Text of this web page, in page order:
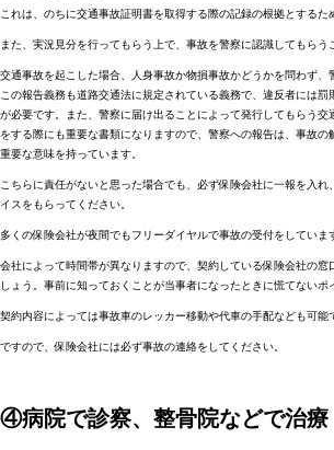
これは、のちに交通事故証明書を取得する際の記録の根拠とするた
また、実況見分を行ってもらう上で、事故を警察に認識してもらう
交通事故を起こした場合、人身事故か物損事故かどうかを問わず、
この報告義務も道路交通法に規定されている義務で、違反者には
が必要です。また、警察に届け出ることによって発行してもらう交
をする際にも重要な書類になりますので、警察への報告は、事故の
重要な意味を持っています。
こちらに責任がないと思った場合でも、必ず保険会社に一報を入
イスをもらってください。
多くの保険会社が夜間でもフリーダイヤルで事故の受付をしていま
会社によって時間帯が異なりますので、契約している保険会社の窓
しょう。事前に知っておくことが当事者になったときに慌てないポ
契約内容によっては事故車のレッカー移動や代車の手配なども可能
ですので、保険会社には必ず事故の連絡をしてください。
④病院で診察、整骨院などで治療